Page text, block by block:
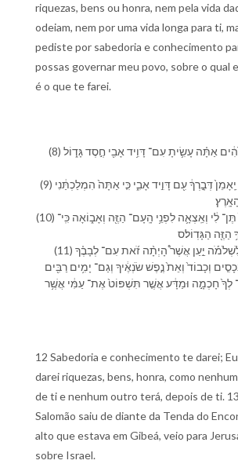
riquezas, bens ou honra, nem pela vida
odeiam, nem por uma vida longa para ti,
pediste por sabedoria e conhecimento
possas governar meu povo, sobre o qual
é o que te farei.
(8) וַ⁠יֹּ֤אמֶר שְׁלֹמֹה֙ לֵֽ⁠אלֹהִ֔ים אַתָּ֗ה עָשִׂ֛יתָ עִם־ דָּוִ֥יד אָבִ֖⁠י חֶ֣סֶד גָּד֑וֹל
(9) עַתָּה֙ יְהוָ֣ה אֱלֹהִ֔ים יֵֽאָמֵן֙ דְּבָ֣רְ⁠ךָ֔ עִ֖ם דָּוִ֣יד אָבִ֑⁠י כִּ֤י אַתָּה֙ הִמְלַכְתַּ֔⁠נִי
(10) עַתָּ֗ה חָכְמָ֤ה וּ⁠מַדָּע֙ תֶּן־ לִ֔⁠י וְ⁠אֵֽצְאָ֛ה לִ⁠פְנֵ֥י הָֽ⁠עָם־ הַ⁠זֶּ֖ה וְ⁠אָב֑וֹאָה כִּֽי־
הַ⁠גָּדֽוֹל׃ס
(11) וַ⁠יֹּ֣אמֶר־ אֱלֹהִ֣ים ׀ לִ⁠שְׁלֹמֹ֡ה יַ֣עַן אֲשֶׁר֩ הָיְתָ֨ה זֹ֜את עִם־ לְבָבֶ֗⁠ךָ
וְ⁠כָבוֹד֙ וְ⁠אֵת֙ נֶ֣פֶשׁ שֹׂנְאֶ֔י⁠ךָ וְ⁠גַם־ יָמִ֥ים רַבִּ֖ים
לְ⁠ךָ֙ חָכְמָ֣ה וּ⁠מַדָּ֔ע אֲשֶׁ֤ר תִּשְׁפּוֹט֙ אֶת־ עַמִּ֔⁠י אֲשֶׁ֥ר
12 Sabedoria e conhecimento te darei;
darei riquezas, bens, honra, como
de ti e nenhum outro terá, depois de ti.
Salomão saiu de diante da Tenda do
alto que estava em Gibeá, veio para
sobre Israel.